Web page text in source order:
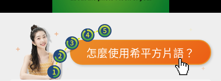
怎麼使用希平方片語？